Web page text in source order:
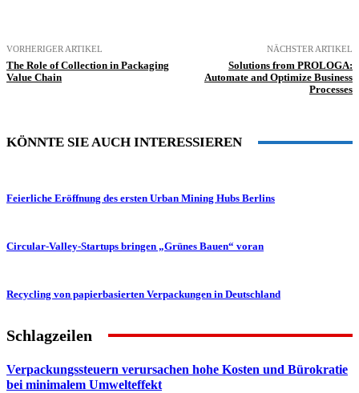
VORHERIGER ARTIKEL
The Role of Collection in Packaging
Value Chain
NÄCHSTER ARTIKEL
Solutions from PROLOGA:
Automate and Optimize Business
Processes
KÖNNTE SIE AUCH INTERESSIEREN
Feierliche Eröffnung des ersten Urban Mining Hubs Berlins
Circular-Valley-Startups bringen „Grünes Bauen“ voran
Recycling von papierbasierten Verpackungen in Deutschland
Schlagzeilen
Verpackungssteuern verursachen hohe Kosten und Bürokratie
bei minimalem Umwelteffekt